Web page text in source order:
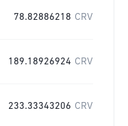
78.82886218 CRV
189.18926924 CRV
233.33343206 CRV